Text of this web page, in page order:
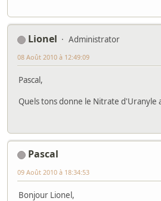
Lionel
Administrator
08 Août 2010 à 12:49:09
Pascal,
Quels tons donne le Nitrate d'Uranyle
Pascal
09 Août 2010 à 18:34:53
Bonjour Lionel,